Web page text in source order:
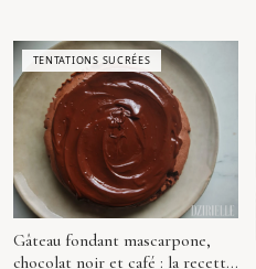
TENTATIONS SUCRÉES
Gâteau fondant mascarpone,
chocolat noir et café : la recette